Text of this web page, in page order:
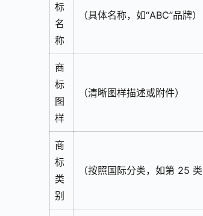
标
名
称
（具体名称，如“ABC”品牌）
商
标
图
样
（清晰图样描述或附件）
商
标
类
别
（按照国际分类，如第 25 类